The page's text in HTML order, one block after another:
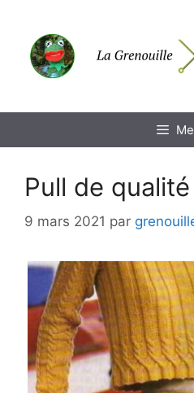
contenu
Pull de
9 mars 2021 par